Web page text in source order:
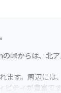
峠からは、北
す。周辺には
ティが豊富です